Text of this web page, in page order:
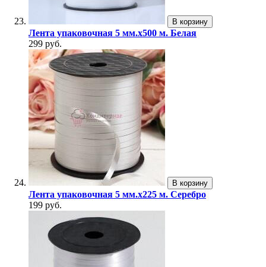
В корзину
Лента упаковочная 5 мм.х500 м. Белая
299 руб.
В корзину
Лента упаковочная 5 мм.х225 м. Серебро
199 руб.